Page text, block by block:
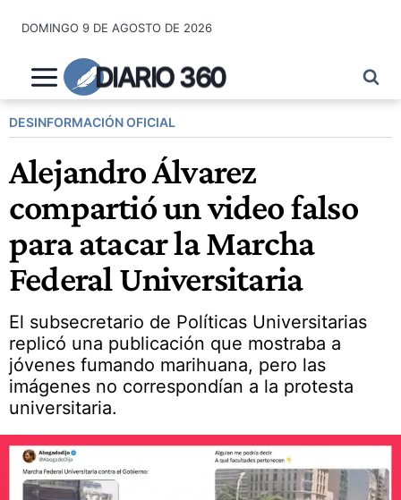
contenido
DOMINGO 9 DE AGOSTO DE 2026
DIARIO 360
DESINFORMACIÓN OFICIAL
Alejandro Álvarez
compartió un video falso
para atacar la Marcha
Federal Universitaria
El subsecretario de Políticas Universitarias
replicó una publicación que mostraba a
jóvenes fumando marihuana, pero las
imágenes no correspondían a la protesta
universitaria.